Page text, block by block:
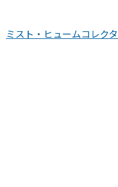
ミスト・ヒュームコレク